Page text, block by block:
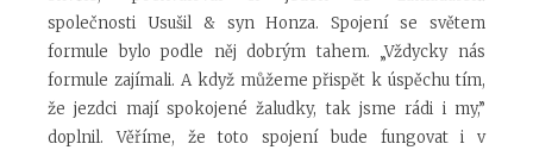
společnosti Usušil & syn Honza. Spojení se světem
formule bylo podle něj dobrým tahem. „Vždycky nás
formule zajímali. A když můžeme přispět k úspěchu tím,
že jezdci mají spokojené žaludky, tak jsme rádi i my,”
doplnil. Věříme, že toto spojení bude fungovat i v